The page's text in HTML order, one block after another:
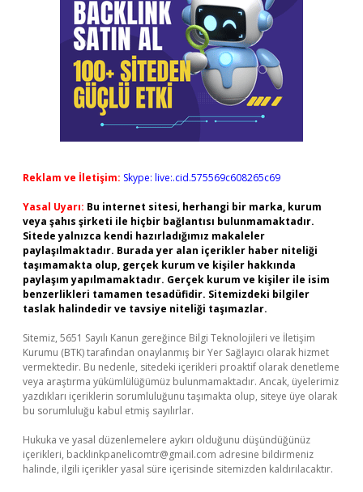
Reklam ve İletişim: Skype: live:.cid.575569c608265c69
Yasal Uyarı: Bu internet sitesi, herhangi bir marka, kurum
veya şahıs şirketi ile hiçbir bağlantısı bulunmamaktadır.
Sitede yalnızca kendi hazırladığımız makaleler
paylaşılmaktadır. Burada yer alan içerikler haber niteliği
taşımamakta olup, gerçek kurum ve kişiler hakkında
paylaşım yapılmamaktadır. Gerçek kurum ve kişiler ile isim
benzerlikleri tamamen tesadüfidir. Sitemizdeki bilgiler
taslak halindedir ve tavsiye niteliği taşımazlar.
Sitemiz, 5651 Sayılı Kanun gereğince Bilgi Teknolojileri ve İletişim
Kurumu (BTK) tarafından onaylanmış bir Yer Sağlayıcı olarak hizmet
vermektedir. Bu nedenle, sitedeki içerikleri proaktif olarak denetleme
veya araştırma yükümlülüğümüz bulunmamaktadır. Ancak, üyelerimiz
yazdıkları içeriklerin sorumluluğunu taşımakta olup, siteye üye olarak
bu sorumluluğu kabul etmiş sayılırlar.
Hukuka ve yasal düzenlemelere aykırı olduğunu düşündüğünüz
içerikleri, backlinkpanelicomtr@gmail.com adresine bildirmeniz
halinde, ilgili içerikler yasal süre içerisinde sitemizden kaldırılacaktır.